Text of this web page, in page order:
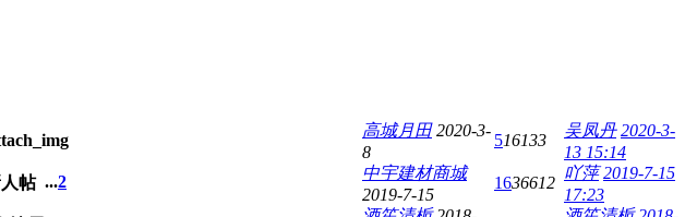
高城月田 2020-3-
8
516133
吴凤丹 2020-3-
13 15:14
...2
中宇建材商城
2019-7-15
1636612
吖萍 2019-7-15
17:23